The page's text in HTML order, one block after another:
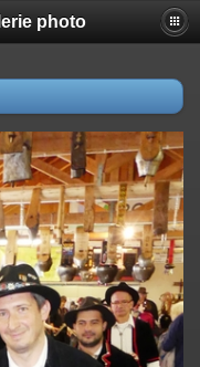
photo